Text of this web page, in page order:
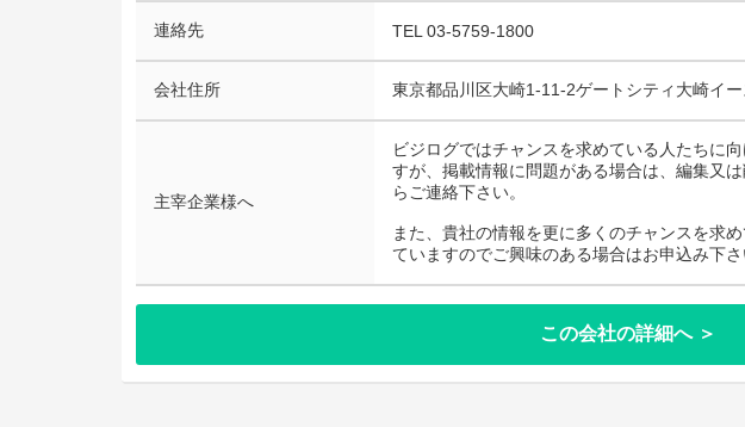
連絡先 TEL 03-5759-1800
会社住所 東京都品川区大崎1-11-2ゲートシティ大崎イ
主宰企業様へ
ビジログではチャンスを求めている人たちに
すが、掲載情報に問題がある場合は、編集又
らご連絡下さい。
また、貴社の情報を更に多くのチャンスを求
ていますのでご興味のある場合はお申込み下さ
この会社の詳細へ ＞